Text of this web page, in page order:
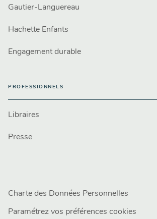
Gautier-Languereau
Hachette Enfants
Engagement durable
PROFESSIONNELS
Libraires
Presse
Charte des Données Personnelles
Paramétrez vos préférences cookies